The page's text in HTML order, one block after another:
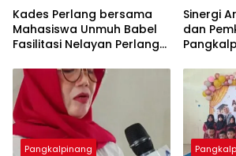
Kades Perlang bersama
Mahasiswa Unmuh Babel
Fasilitasi Nelayan Perlang
di KSOP Pangkalbalam
‎Sinergi
dan
Pangkalpinang